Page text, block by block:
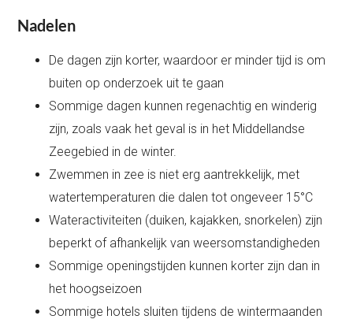
Nadelen
De dagen zijn korter, waardoor er minder tijd is om
buiten op onderzoek uit te gaan
Sommige dagen kunnen regenachtig en winderig
zijn, zoals vaak het geval is in het Middellandse
Zeegebied in de winter.
Zwemmen in zee is niet erg aantrekkelijk, met
watertemperaturen die dalen tot ongeveer 15°C
Wateractiviteiten (duiken, kajakken, snorkelen) zijn
beperkt of afhankelijk van weersomstandigheden
Sommige openingstijden kunnen korter zijn dan in
het hoogseizoen
Sommige hotels sluiten tijdens de wintermaanden